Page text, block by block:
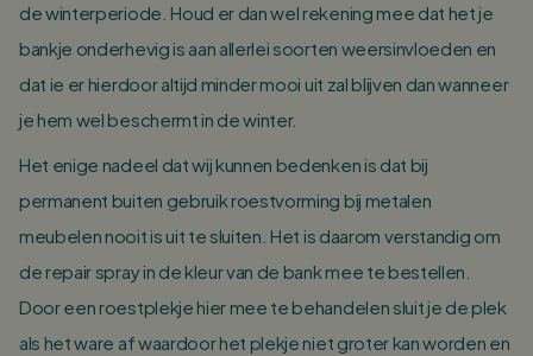
de winterperiode. Houd er dan wel rekening mee dat het je
bankje onderhevig is aan allerlei soorten weersinvloeden en
dat ie er hierdoor altijd minder mooi uit zal blijven dan wanneer
je hem wel beschermt in de winter.
Het enige nadeel dat wij kunnen bedenken is dat bij
permanent buiten gebruik roestvorming bij metalen
meubelen nooit is uit te sluiten. Het is daarom verstandig om
de repair spray in de kleur van de bank mee te bestellen.
Door een roestplekje hier mee te behandelen sluit je de plek
als het ware af waardoor het plekje niet groter kan worden en